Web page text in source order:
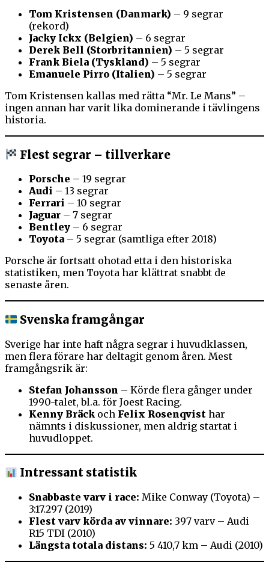
Tom Kristensen (Danmark) – 9 segrar
(rekord)
Jacky Ickx (Belgien) – 6 segrar
Derek Bell (Storbritannien) – 5 segrar
Frank Biela (Tyskland) – 5 segrar
Emanuele Pirro (Italien) – 5 segrar
Tom Kristensen kallas med rätta “Mr. Le Mans” –
ingen annan har varit lika dominerande i tävlingens
historia.
Flest segrar – tillverkare
Porsche – 19 segrar
Audi – 13 segrar
Ferrari – 10 segrar
Jaguar – 7 segrar
Bentley – 6 segrar
Toyota – 5 segrar (samtliga efter 2018)
Porsche är fortsatt ohotad etta i den historiska
statistiken, men Toyota har klättrat snabbt de
senaste åren.
Svenska framgångar
Sverige har inte haft några segrar i huvudklassen,
men flera förare har deltagit genom åren. Mest
framgångsrik är:
Stefan Johansson – Körde flera gånger under
1990-talet, bl.a. för Joest Racing.
Kenny Bräck och Felix Rosenqvist har
nämnts i diskussioner, men aldrig startat i
huvudloppet.
Intressant statistik
Snabbaste varv i race: Mike Conway (Toyota) –
3:17.297 (2019)
Flest varv körda av vinnare: 397 varv – Audi
R15 TDI (2010)
Längsta totala distans: 5 410,7 km – Audi (2010)